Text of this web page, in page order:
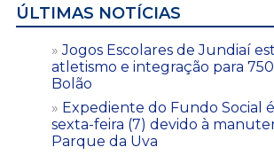
ÚLTIMAS NOTÍCIAS
Jogos Escolares de Jundiaí
atletismo e integração para
Bolão
Expediente do Fundo Social
sexta-feira (7) devido à
Parque da Uva